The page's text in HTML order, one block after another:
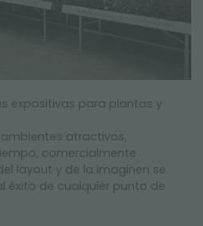
expositivas para plantas y
atractivos,
comercialmente
layout y de la imaginen se
éxito de cualquier punto de